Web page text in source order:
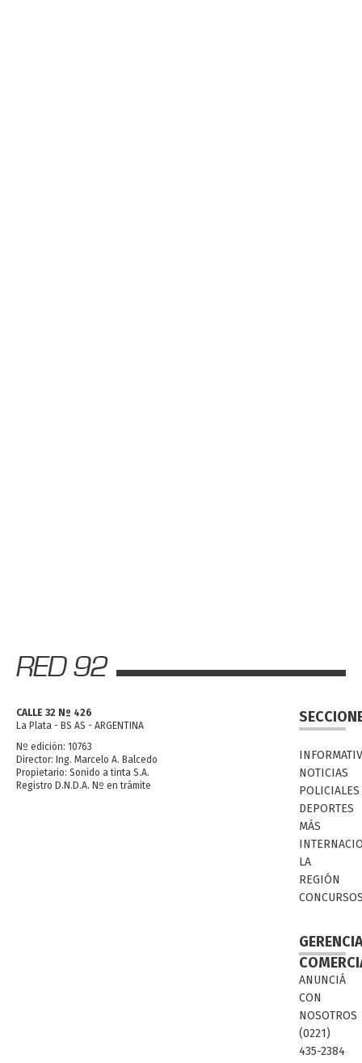
CALLE 32 Nº 426
La Plata - BS AS - ARGENTINA
Nº edición: 10763
Director: Ing. Marcelo A. Balcedo
Propietario: Sonido a tinta S.A.
Registro D.N.D.A. Nº en trámite
NOTICIAS
POLICIALES
DEPORTES
MÁS
LA
REGIÓN
ANUNCIÁ
CON
NOSOTROS
(0221)
435-2384